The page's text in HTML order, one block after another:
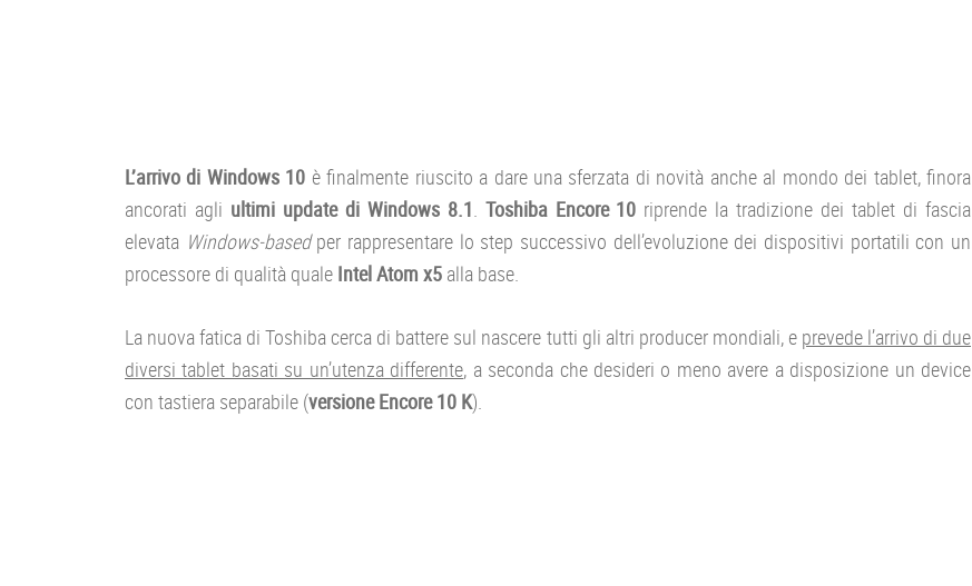
L’arrivo di Windows 10 è finalmente riuscito a dare una sferzata di novità anche al mondo dei tablet, finora
ancorati agli ultimi update di Windows 8.1. Toshiba Encore 10 riprende la tradizione dei tablet di fascia
elevata Windows-basedper rappresentare lo step successivo dell’evoluzione dei dispositivi portatili con un
processore di qualità quale Intel Atom x5 alla base.
La nuova fatica di Toshiba cerca di battere sul nascere tutti gli altri producer mondiali, e prevede l’arrivo di due
diversi tablet basati su un’utenza differente, a seconda che desideri o meno avere a disposizione un device
con tastiera separabile (versione Encore 10 K).